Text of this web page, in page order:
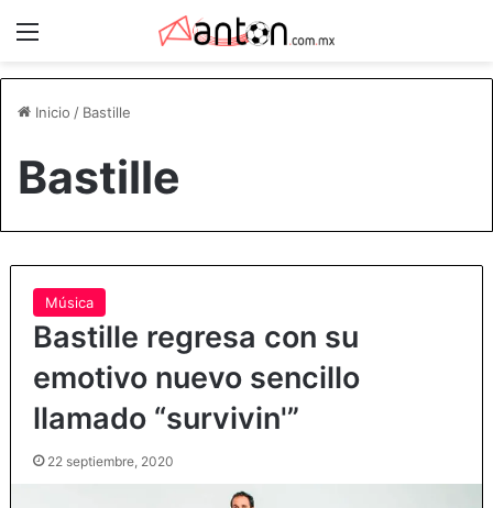
Inicio / Bastille
Bastille
Música
Bastille regresa con su
emotivo nuevo sencillo
llamado “survivin'”
22 septiembre, 2020